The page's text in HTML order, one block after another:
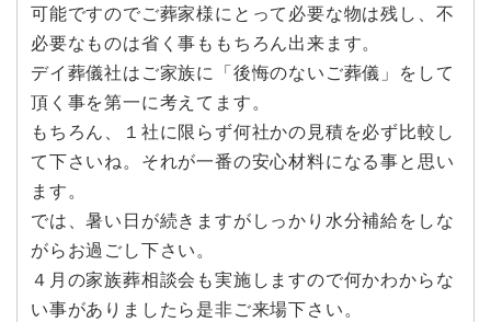
可能ですのでご葬家様にとって必要な物は残し、不
必要なものは省く事ももちろん出来ます。
デイ葬儀社はご家族に「後悔のないご葬儀」をして
頂く事を第一に考えてます。
もちろん、１社に限らず何社かの見積を必ず比較し
て下さいね。それが一番の安心材料になる事と思い
ます。
では、暑い日が続きますがしっかり水分補給をしな
がらお過ごし下さい。
４月の家族葬相談会も実施しますので何かわからな
い事がありましたら是非ご来場下さい。